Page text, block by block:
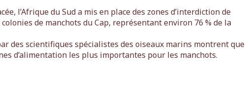
l’Afrique du Sud a mis en place des zones d’interdiction de
de manchots du Cap, représentant environ 76 % de la
des scientifiques spécialistes des oiseaux marins montrent que
d’alimentation les plus importantes pour les manchots.